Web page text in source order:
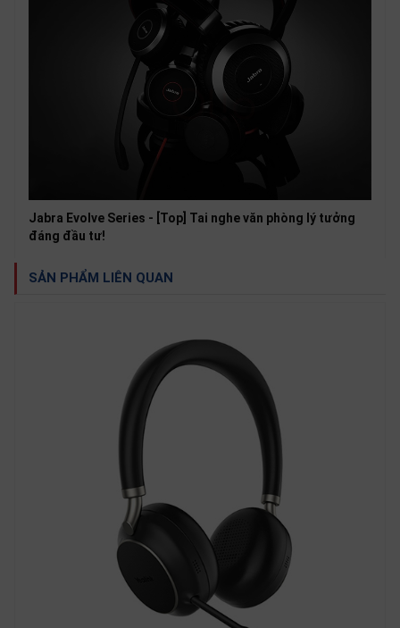
Jabra Evolve Series - [Top] Tai nghe văn phòng lý tưởng
đáng đầu tư!
SẢN PHẨM LIÊN QUAN